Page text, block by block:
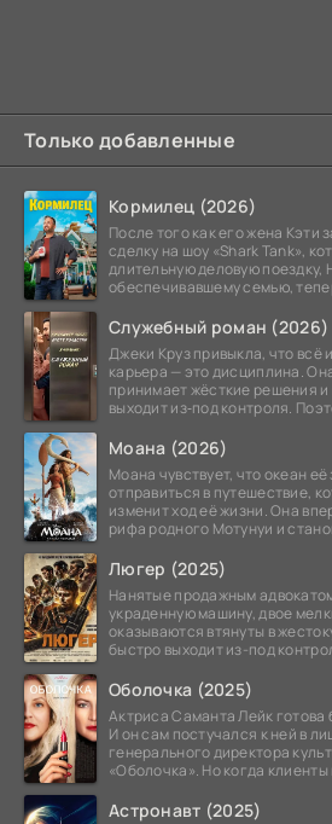
Только добавленные
Кормилец (2026)
После того как его жена Кэти
сделку на шоу «Shark Tank»,
длительную деловую поездку,
обеспечивавшему семью,
Служебный роман (2026)
Джеки Круз привыкла, что всё
карьера — это дисциплина.
принимает жёсткие решения и
выходит из‑под контроля.
Моана (2026)
Моана чувствует, что океан
отправиться в путешествие,
изменит ход её жизни. Она
рифа родного Мотунуи и
Люгер (2025)
Нанятые продажным
украденную машину, двое
оказываются втянуты в
быстро выходит из-под
Оболочка (2025)
Актриса Саманта Лейк готова
И он сам постучался к ней в
генерального директора
«Оболочка». Но когда
Астронавт (2025)